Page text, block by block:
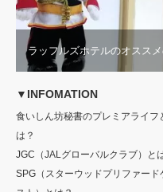
ラッフルズホテルのオス
▼INFOMATION
食いしん坊秘書のプレミアライフ
は？
JGC（JALグローバルクラブ）と
SPG（スターウッドプリファード